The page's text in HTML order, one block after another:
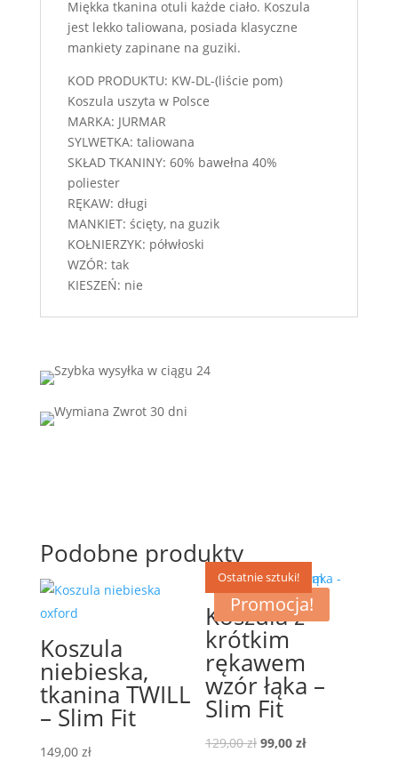
Miękka tkanina otuli każde ciało. Koszula
jest lekko taliowana, posiada klasyczne
mankiety zapinane na guziki.
KOD PRODUKTU: KW-DL-(liście pom)
Koszula uszyta w Polsce
MARKA: JURMAR
SYLWETKA: taliowana
SKŁAD TKANINY: 60% bawełna 40%
poliester
RĘKAW: długi
MANKIET: ścięty, na guzik
KOŁNIERZYK: półwłoski
WZÓR: tak
KIESZEŃ: nie
Podobne produkty
Koszula
niebieska,
tkanina TWILL
– Slim Fit
149,00 zł
Promocja!
Ostatnie sztuki!
Koszula z
krótkim
rękawem
wzór łąka –
Slim Fit
129,00zł Pierwotna
99,00złAktualna